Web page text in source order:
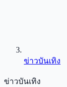
ข่าวบันเทิง
ข่าวบันเทิง